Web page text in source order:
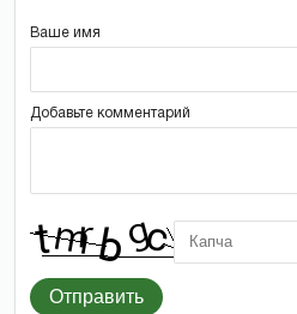
Ваше имя
Добавьте комментарий
Отправить